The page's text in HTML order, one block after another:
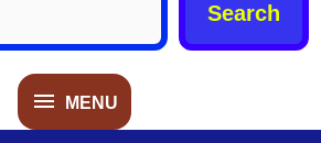
MENU
MENU
Search